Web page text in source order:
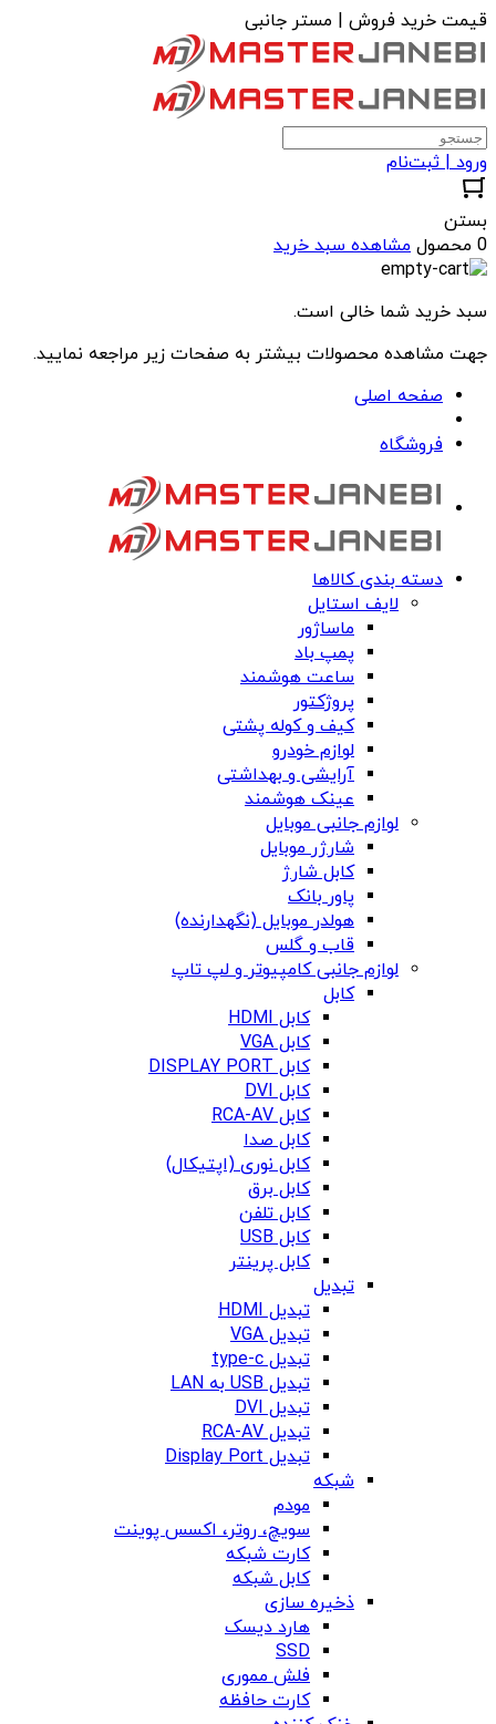
قیمت خرید فروش | مستر جانبی
ورود | ثبت‌نام
بستن
0 محصول
مشاهده سبد خرید
سبد خرید شما خالی است.
جهت مشاهده محصولات بیشتر به صفحات زیر مراجعه نمایید.
صفحه اصلی
فروشگاه
دسته بندی کالاها
لایف استایل
ماساژور
پمپ باد
ساعت هوشمند
پروژکتور
کیف و کوله پشتی
لوازم خودرو
آرایشی و بهداشتی
عینک هوشمند
لوازم جانبی موبایل
شارژر موبایل
کابل شارژ
پاور بانک
هولدر موبایل (نگهدارنده)
قاب و گلس
لوازم جانبی کامپیوتر و لپ تاپ
کابل
کابل HDMI
کابل VGA
کابل DISPLAY PORT
کابل DVI
کابل RCA-AV
کابل صدا
کابل نوری (اپتیکال)
کابل برق
کابل تلفن
کابل USB
کابل پرینتر
تبدیل
تبدیل HDMI
تبدیل VGA
تبدیل type-c
تبدیل USB به LAN
تبدیل DVI
تبدیل RCA-AV
تبدیل Display Port
شبکه
مودم
سویچ، روتر، اکسس پوینت
کارت شبکه
کابل شبکه
ذخیره سازی
هارد دیسک
SSD
فلش مموری
کارت حافظه